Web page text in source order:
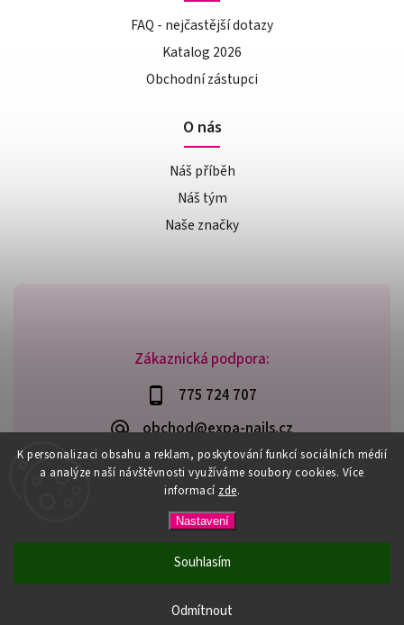
K personalizaci obsahu a reklam, poskytování funkcí sociálních médií
a analýze naší návštěvnosti využíváme soubory cookies. Více
informací zde.
Nastavení
Odmítnout
Souhlasím
PŘI NÁKUPU NAD 600,- MÁTE DOPRAVU ZDARMA / DÁREK K
NÁKUPU! VYBERTE SI HO PŘI OBJEDNÁVCE NAD 1500,- NEBO
Zákaznická podpora:
775 724 707
obchod@expa-nails.cz
FAQ - nejčastější dotazy
Katalog 2026
Obchodní zástupci
O nás
Náš příběh
Náš tým
Naše značky
Expanails.cz. Všechna práva vyhrazena.
Upravit nastavení cookies
VytvořilShoptet | Design